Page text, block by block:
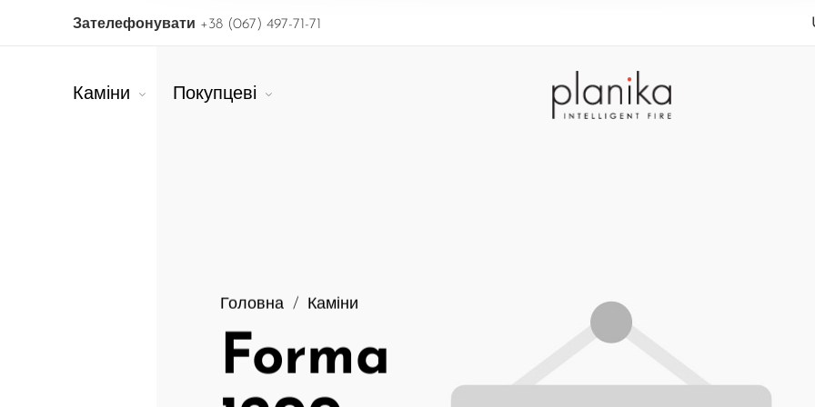
Зателефонувати +38 (067) 497-71-71
Каміни Покупцеві
Головна / Каміни
Forma